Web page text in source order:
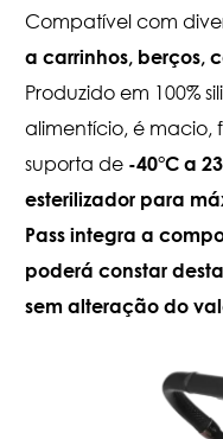
Compatível com
a carrinhos, berços,
Produzido em 100%
alimentício, é macio,
suporta de -40°C a
esterilizador para
Pass integra a
poderá constar
sem alteração do